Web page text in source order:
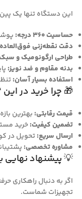
این دستگاه تنها یک
حساسیت ۳۶۰ درجه:
دقت نقطه‌زنی
طراحی ارگونومیک و
بدنه مقاوم و ضد نویز:
استفاده بسیار آسان:
🎁 چرا خرید در
قیمت رقابتی: بهترین
تضمین کیفیت:خرید
ارسال سریع:تحویل در
مشاوره تخصصی:
💡 پیشنهاد نهایی
اگر به دنبال راهکاری
تجهیزات شماست.